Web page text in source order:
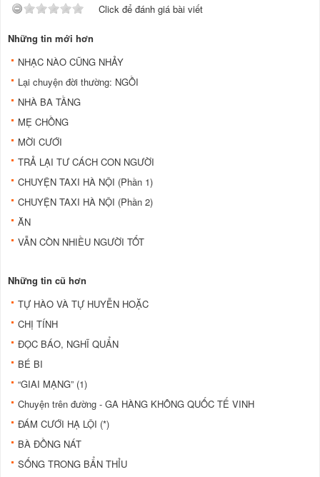
Click để đánh giá bài viết
Những tin mới hơn
NHẠC NÀO CŨNG NHẢY
Lại chuyện đời thường: NGỒI
NHÀ BA TẦNG
MẸ CHỒNG
MỜI CƯỚI
TRẢ LẠI TƯ CÁCH CON NGƯỜI
CHUYỆN TAXI HÀ NỘI (Phần 1)
CHUYỆN TAXI HÀ NỘI (Phần 2)
ĂN
VẪN CÒN NHIỀU NGƯỜI TỐT
Những tin cũ hơn
TỰ HÀO VÀ TỰ HUYỄN HOẶC
CHỊ TÍNH
ĐỌC BÁO, NGHĨ QUẨN
BÉ BI
“GIAI MẠNG” (1)
Chuyện trên đường - GA HÀNG KHÔNG QUỐC TẾ VINH
ĐÁM CƯỚI HẠ LỘI (*)
BÀ ĐỒNG NÁT
SỐNG TRONG BẨN THỈU